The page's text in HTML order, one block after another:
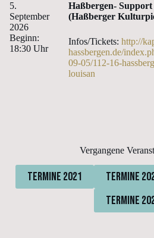
5.
September
2026
Beginn:
18:30 Uhr
Haßbergen-
(Haßberger
Infos/Tickets: http://
hassbergen.de/
09-05/112-16-
louisan
Vergangene
Termine 2021 Termine
Termine